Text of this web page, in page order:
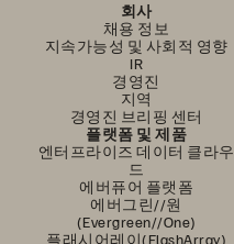
회사
채용 정보
지속가능성 및 사회적 영향
IR
경영진
지역
경영진 브리핑 센터
플랫폼 및 제품
엔터프라이즈 데이터 클라우
드
에버퓨어 플랫폼
에버그린//원
(Evergreen//One)
플래시어레이(FlashArray)